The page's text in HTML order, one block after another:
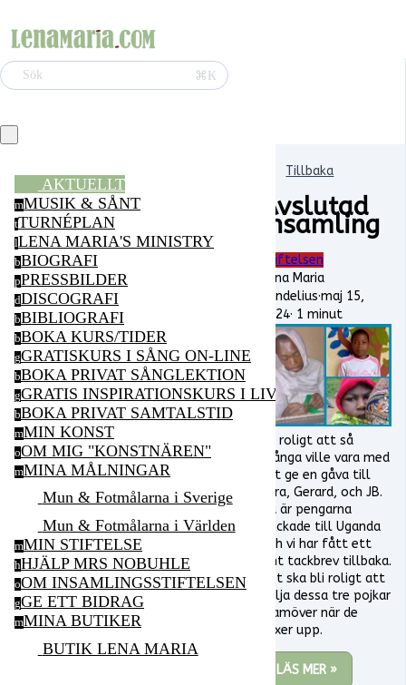
Sök ⌘K
AKTUELLT
mMUSIK & SÅNT
tTURNÉPLAN
lLENA MARIA'S MINISTRY
bBIOGRAFI
pPRESSBILDER
dDISCOGRAFI
bBIBLIOGRAFI
bBOKA KURS/TIDER
gGRATISKURS I SÅNG ON-LINE
bBOKA PRIVAT SÅNGLEKTION
gGRATIS INSPIRATIONSKURS I LIVSGLÄDJE ON-
bBOKA PRIVAT SAMTALSTID
mMIN KONST
oOM MIG "KONSTNÄREN"
mMINA MÅLNINGAR
Mun & Fotmålarna i Sverige
Mun & Fotmålarna i Världen
mMIN STIFTELSE
hHJÄLP MRS NOBUHLE
oOM INSAMLINGSSTIFTELSEN
gGE ETT BIDRAG
mMINA BUTIKER
BUTIK LENA MARIA
Tillbaka
Avslutad
insamling
Stiftelsen
Lena Maria
Vendelius·maj 15,
2024· 1 minut
Så roligt att så
många ville vara med
att ge en gåva till
Ezra, Gerard, och JB.
Nu är pengarna
skickade till Uganda
och vi har fått ett
fint tackbrev tillbaka.
Det ska bli roligt att
följa dessa tre pojkar
framöver när de
växer upp.
LÄS MER »